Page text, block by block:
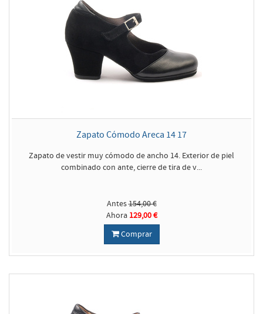
Zapato Cómodo Areca 14 17
Zapato de vestir muy cómodo de ancho 14. Exterior de piel
combinado con ante, cierre de tira de v...
Antes154,00 €
Ahora 129,00 €
Comprar